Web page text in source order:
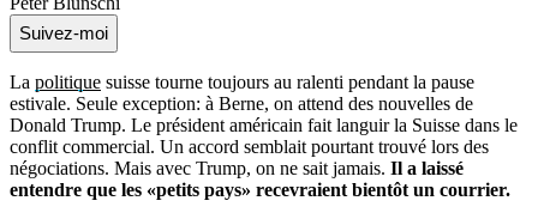
Suivez-moi
La politique suisse tourne toujours au ralenti pendant la pause
estivale. Seule exception: à Berne, on attend des nouvelles de
Donald Trump. Le président américain fait languir la Suisse dans le
conflit commercial. Un accord semblait pourtant trouvé lors des
négociations. Mais avec Trump, on ne sait jamais. Il a laissé
entendre que les «petits pays» recevraient bientôt un courrier.